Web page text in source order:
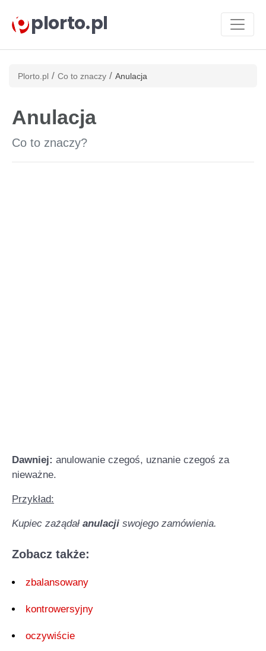
plorto.pl
Plorto.pl / Co to znaczy / Anulacja
Anulacja
Co to znaczy?
Dawniej: anulowanie czegoś, uznanie czegoś za
nieważne.
Przykład:
Kupiec zażądał anulacji swojego zamówienia.
Zobacz także:
zbalansowany
kontrowersyjny
oczywiście